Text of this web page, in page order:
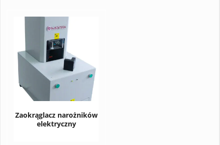
Zaokrąglacz narożników
elektryczny